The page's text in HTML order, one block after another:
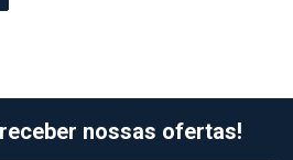
nossas ofertas!